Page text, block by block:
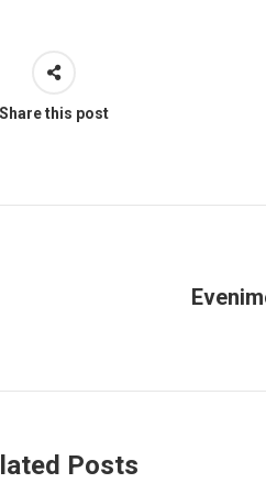
Share this post
Posts